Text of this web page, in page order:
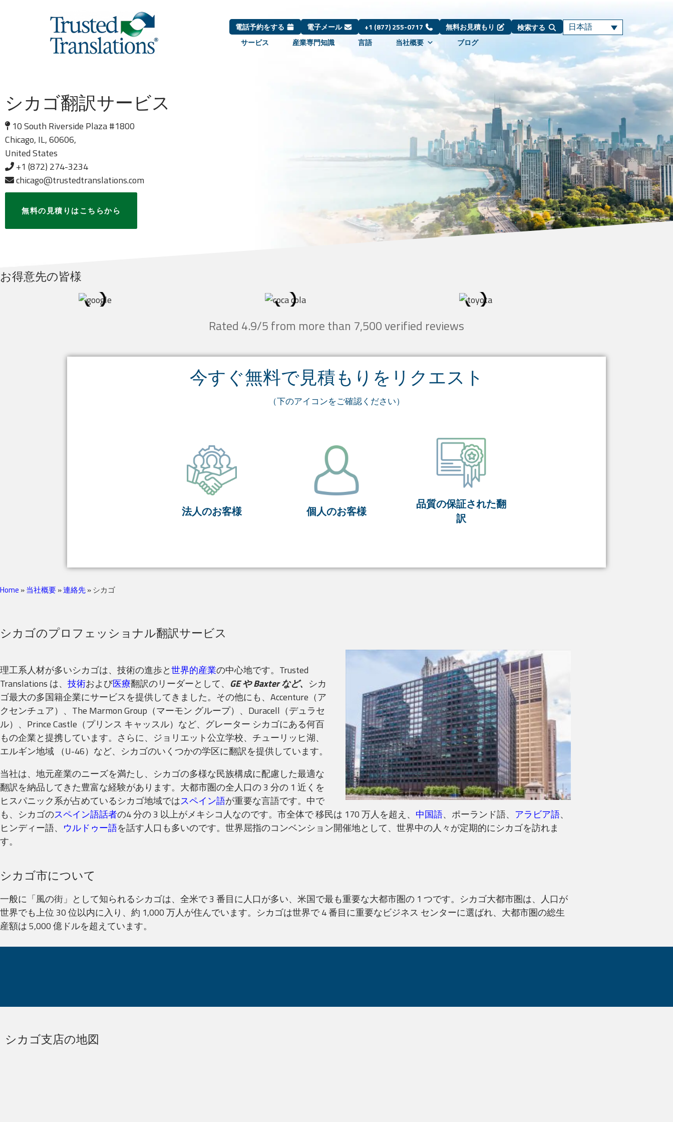
電話予約をする 電子メール +1 (877) 255-0717 無料お見積もり 検索する 日本語
サービス 産業専門知識 言語 当社概要 ブログ
シカゴ翻訳サービス
10 South Riverside Plaza #1800
Chicago, IL, 60606,
United States
+1 (872) 274-3234
chicago@trustedtranslations.com
無料の見積りはこちらから
お得意先の皆様
Rated 4.9/5 from more than 7,500 verified reviews
今すぐ無料で見積もりをリクエスト
（下のアイコンをご確認ください）
法人のお客様 個人のお客様
品質の保証された翻
訳
Home »当社概要»連絡先»シカゴ
シカゴのプロフェッショナル翻訳サービス
理工系人材が多いシカゴは、技術の進歩と世界的産業の中心地です。Trusted
Translations は、 技術および医療翻訳のリーダーとして、 GE や Baxter など、 シカ
ゴ最大の多国籍企業にサービスを提供してきました。その他にも、Accenture（ア
クセンチュア）、The Marmon Group（マーモン グループ）、Duracell（デュラセ
ル）、Prince Castle（プリンス キャッスル）など、グレーター シカゴにある何百
もの企業と提携しています。さらに、ジョリエット公立学校、チューリッヒ湖、
エルギン地域 （U-46）など、シカゴのいくつかの学区に翻訳を提供しています。
当社は、地元産業のニーズを満たし、シカゴの多様な民族構成に配慮した最適な
翻訳を納品してきた豊富な経験があります。大都市圏の全人口の 3 分の 1 近くを
ヒスパニック系が占めているシカゴ地域ではスペイン語が重要な言語です。中で
も、シカゴのスペイン語話者の4 分の 3 以上がメキシコ人なのです。市全体で 移民は 170 万人を超え、 中国語、ポーランド語、 アラビア語、
ヒンディー語、 ウルドゥー語を話す人口も多いのです。世界屈指のコンベンション開催地として、世界中の人々が定期的にシカゴを訪れま
す。
シカゴ市について
一般に「風の街」として知られるシカゴは、全米で 3 番目に人口が多い、米国で最も重要な大都市圏の 1 つです。シカゴ大都市圏は、人口が
世界でも上位 30 位以内に入り、約 1,000 万人が住んでいます。シカゴは世界で 4 番目に重要なビジネス センターに選ばれ、大都市圏の総生
産額は 5,000 億ドルを超えています。
ご存じでしたか?
シカゴ支店の地図